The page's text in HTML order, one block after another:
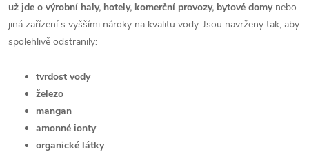
už jde o výrobní haly, hotely, komerční provozy, bytové domynebo
jiná zařízení s vyššími nároky na kvalitu vody. Jsou navrženy tak, aby
spolehlivě odstranily:
tvrdost vody
železo
mangan
amonné ionty
organické látky